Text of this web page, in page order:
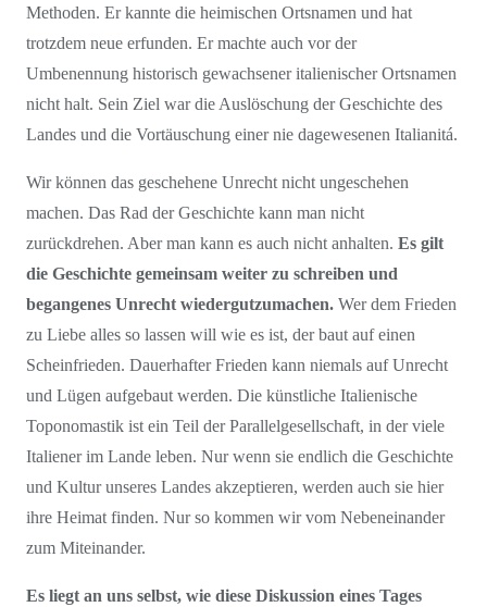
Methoden. Er kannte die heimischen Ortsnamen und hat
trotzdem neue erfunden. Er machte auch vor der
Umbenennung historisch gewachsener italienischer Ortsnamen
nicht halt. Sein Ziel war die Auslöschung der Geschichte des
Landes und die Vortäuschung einer nie dagewesenen Italianitá.
Wir können das geschehene Unrecht nicht ungeschehen
machen. Das Rad der Geschichte kann man nicht
zurückdrehen. Aber man kann es auch nicht anhalten. Es gilt
die Geschichte gemeinsam weiter zu schreiben und
begangenes Unrecht wiedergutzumachen. Wer dem Frieden
zu Liebe alles so lassen will wie es ist, der baut auf einen
Scheinfrieden. Dauerhafter Frieden kann niemals auf Unrecht
und Lügen aufgebaut werden. Die künstliche Italienische
Toponomastik ist ein Teil der Parallelgesellschaft, in der viele
Italiener im Lande leben. Nur wenn sie endlich die Geschichte
und Kultur unseres Landes akzeptieren, werden auch sie hier
ihre Heimat finden. Nur so kommen wir vom Nebeneinander
zum Miteinander.
Es liegt an uns selbst, wie diese Diskussion eines Tages